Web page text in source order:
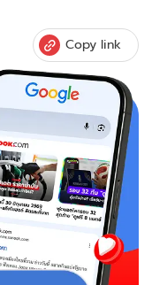
Copy link